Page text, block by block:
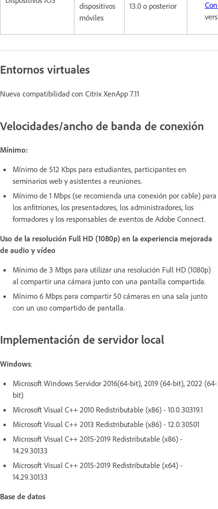
dispositivos
móviles
13.0 o posterior
Entornos virtuales
Nueva compatibilidad con Citrix XenApp 7.11
Velocidades/ancho de banda de conexión
Mínimo:
Mínimo de 512 Kbps para estudiantes, participantes en
seminarios web y asistentes a reuniones.
Mínimo de 1 Mbps (se recomienda una conexión por cable) para
los anfitriones, los presentadores, los administradores, los
formadores y los responsables de eventos de Adobe Connect.
Uso de la resolución Full HD (1080p) en la experiencia mejorada
de audio y vídeo
Mínimo de 3 Mbps para utilizar una resolución Full HD (1080p)
al compartir una cámara junto con una pantalla compartida.
Mínimo 6 Mbps para compartir 50 cámaras en una sala junto
con un uso compartido de pantalla.
Implementación de servidor local
Windows:
Microsoft Windows Servidor 2016(64-bit), 2019 (64-bit), 2022 (64-
bit)
Microsoft Visual C++ 2010 Redistributable (x86) - 10.0.30319.1
Microsoft Visual C++ 2013 Redistributable (x86) - 12.0.30501
Microsoft Visual C++ 2015-2019 Redistributable (x86) -
14.29.30133
Microsoft Visual C++ 2015-2019 Redistributable (x64) -
14.29.30133
Base de datos